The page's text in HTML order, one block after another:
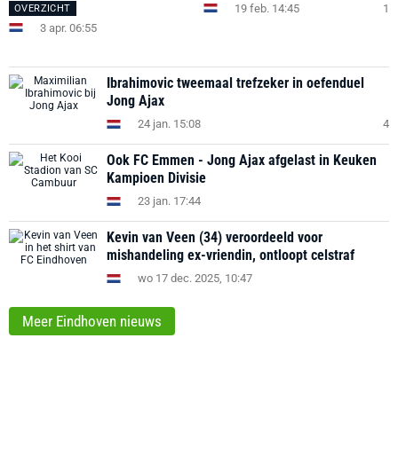
OVERZICHT
3 apr. 06:55
19 feb. 14:45 1
Ibrahimovic tweemaal trefzeker in oefenduel
Jong Ajax
24 jan. 15:08 4
Ook FC Emmen - Jong Ajax afgelast in Keuken
Kampioen Divisie
23 jan. 17:44
Kevin van Veen (34) veroordeeld voor
mishandeling ex-vriendin, ontloopt celstraf
wo 17 dec. 2025, 10:47
Meer Eindhoven nieuws